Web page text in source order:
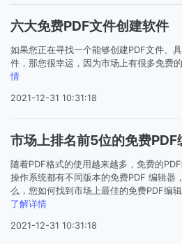
六大免费PDF文件创建软件
如果您正在寻找一个能够创建PDF文件、
件，那您很幸运，因为市场上有很多免费
情
2021-12-31 10:31:18
市场上排名前5位的免费PDF
随着PDF格式的使用越来越多，免费的
操作系统都有不同版本的免费PDF 编辑器
么，您如何找到市场上最佳的免费PDF编
了解详情
2021-12-31 10:31:18